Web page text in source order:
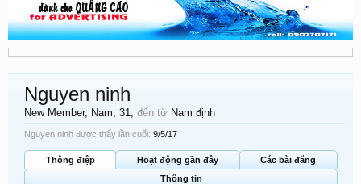
Nguyen ninh
New Member, Nam, 31, đến từ Nam định
Nguyen ninh được thấy lần cuối: 9/5/17
Thông điệp Hoạt động gần đây
Các bài đăng
Thông tin